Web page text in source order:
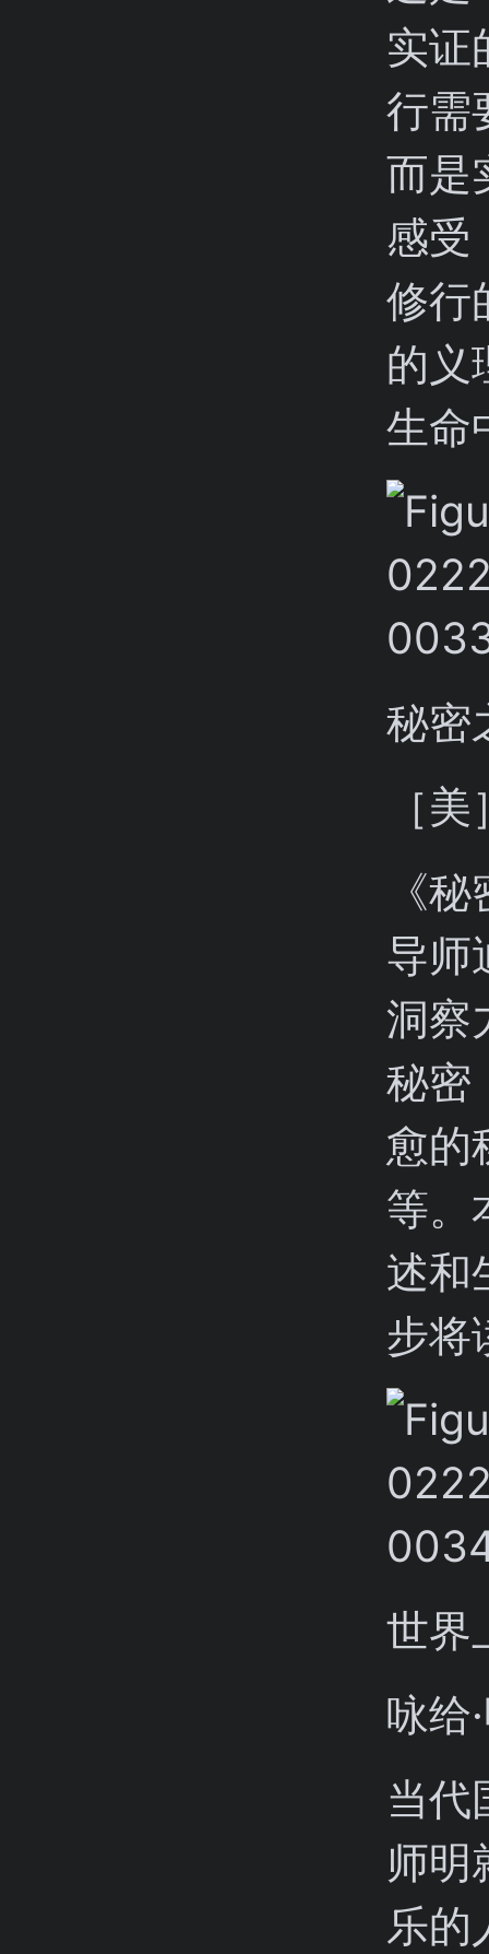
实证
行需
而是
感受
修行
的义
生命
秘密
［
《
导师
洞察
秘密
愈的
等。
述和
步将
世界
咏给
当代
师明
乐的